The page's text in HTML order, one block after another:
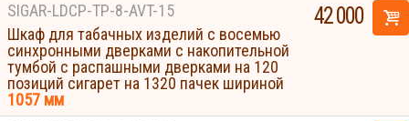
SIGAR-LDCP-TP-8-AVT-15
Шкаф для табачных изделий с восемью
синхронными дверками с накопительной
тумбой с распашными дверками на 120
позиций сигарет на 1320 пачек шириной
1057 мм
42 000